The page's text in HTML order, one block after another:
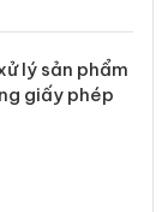
lý sản phẩm
giấy phép